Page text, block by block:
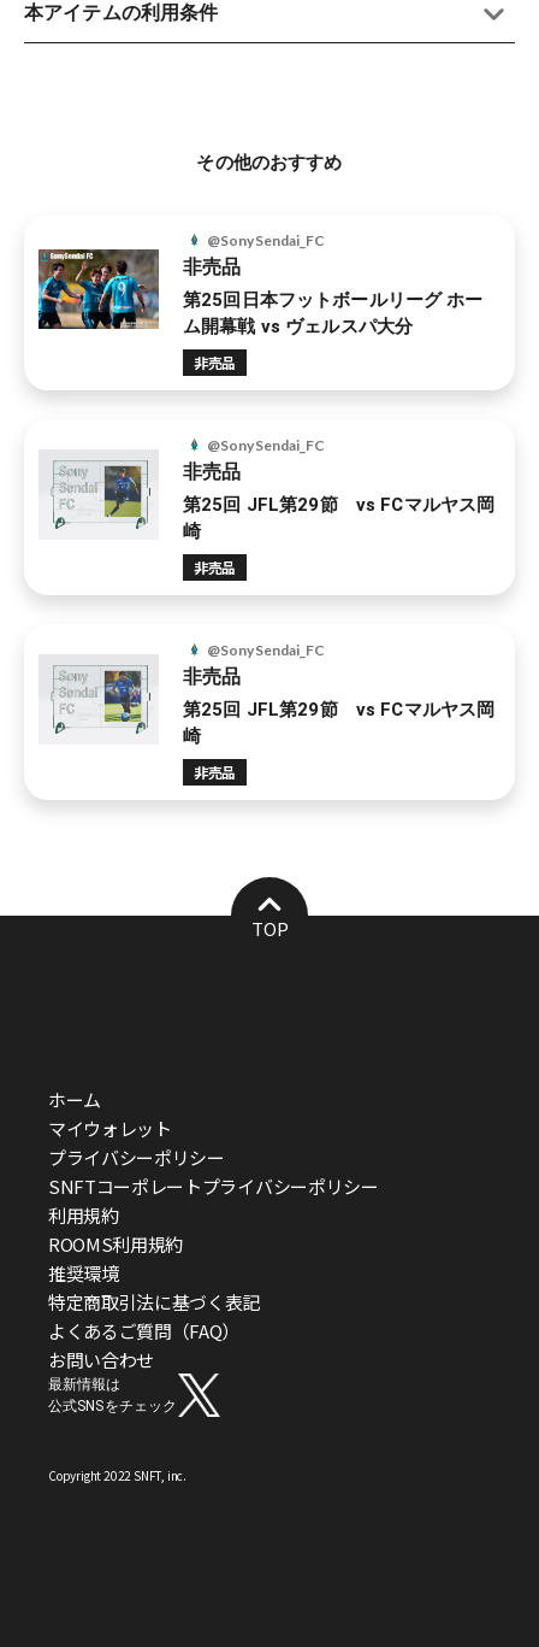
本アイテムの利用条件
その他のおすすめ
@SonySendai_FC
非売品
第25回日本フットボールリーグ ホー
ム開幕戦 vs ヴェルスパ大分
非売品
@SonySendai_FC
非売品
第25回 JFL第29節 vs FCマルヤス岡
崎
非売品
@SonySendai_FC
非売品
第25回 JFL第29節 vs FCマルヤス岡
崎
非売品
TOP
ホーム
マイウォレット
プライバシーポリシー
SNFTコーポレートプライバシーポリシー
利用規約
ROOMS利用規約
推奨環境
特定商取引法に基づく表記
よくあるご質問（FAQ）
お問い合わせ
最新情報は
公式SNSをチェック
Copyright 2022 SNFT, inc.